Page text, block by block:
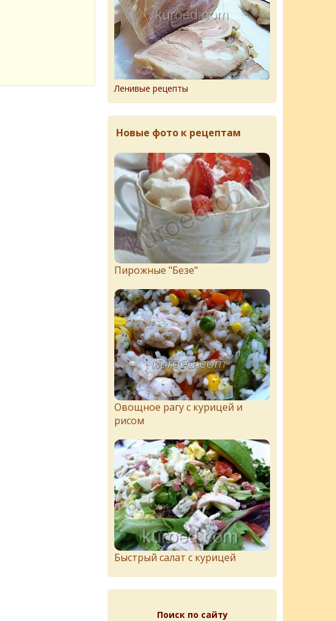
Ленивые рецепты
Новые фото к рецептам
Пирожныe "Бeзe"
Овощное рагу с курицей и
рисом
Быстрый салат с курицей
Поиск по сайту